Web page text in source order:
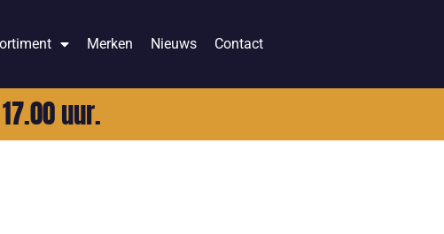
Merken Nieuws Contact
uur.